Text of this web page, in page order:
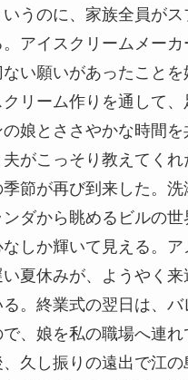
うのに、家族全員が
アイスクリームメーカ
い願いがあったことを
リーム作りを通して
娘とささやかな時間を
がこっそり教えてくれ
節が再び到来した。
ンダから眺めるビルの
しか輝いて見える。
夏休みが、ようやく来
る。終業式の翌日は、
、娘を私の職場へ連れ
久し振りの遠出で江